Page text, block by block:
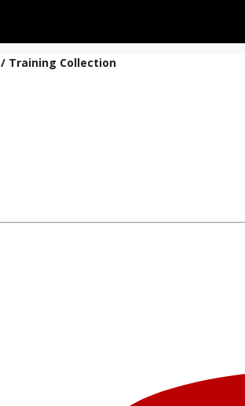
/ Training Collection